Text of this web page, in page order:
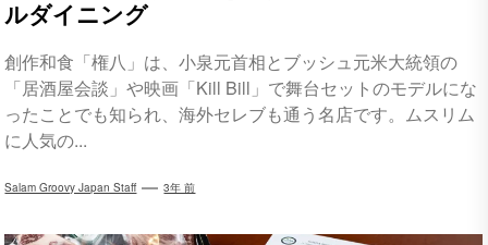
ルダイニング
創作和食「権八」は、小泉元首相とブッシュ元米大統領の
「居酒屋会談」や映画「Kill Bill」で舞台セットのモデルにな
ったことでも知られ、海外セレブも通う名店です。ムスリム
に人気の...
Salam Groovy Japan Staff 3年 前